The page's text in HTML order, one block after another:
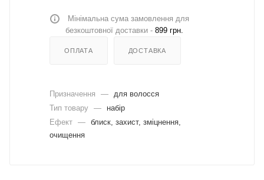
Мінімальна сума замовлення для
безкоштовної доставки - 899 грн.
ОПЛАТА ДОСТАВКА
Призначення —
для волосся
Тип товару —
набір
Ефект — блиск, захист, зміцнення,
очищення